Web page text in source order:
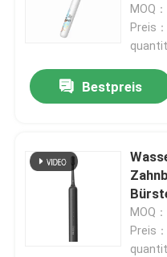
MOQ
Preis
Bestpreis
Timer
MOQ
Preis